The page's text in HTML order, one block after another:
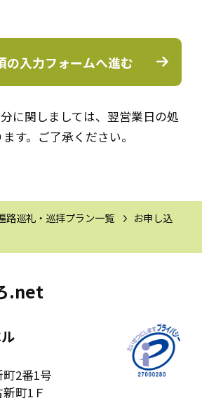
の入力フォームへ進む
に関しましては、翌営業日の処
す。ご了承ください。
路巡礼・巡拝プラン一覧
お申し込
.net
2番1号
町1Ｆ